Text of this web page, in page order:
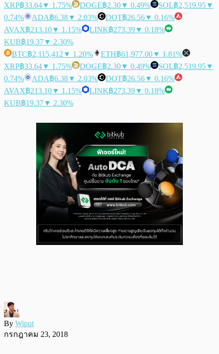
XRP฿33.64▼ 1.75% DOGE฿2.30▼ 0.49% SOL฿2,519.95▼
0.74%
ADA฿6.38▼ 2.03% DOT฿26.56▼ 0.16%
AVAX฿213.10▼ 1.15% LINK฿273.39▼ 0.18%
KUB฿19.37▼ 2.30%
BTC฿2,115,412 ▼ 1.20% ETH฿61,977.00▼ 1.81%
XRP฿33.64▼ 1.75% DOGE฿2.30▼ 0.49% SOL฿2,519.95▼
0.74%
ADA฿6.38▼ 2.03% DOT฿26.56▼ 0.16%
AVAX฿213.10▼ 1.15% LINK฿273.39▼ 0.18%
KUB฿19.37▼ 2.30%
By Wiput
กรกฎาคม 23, 2018